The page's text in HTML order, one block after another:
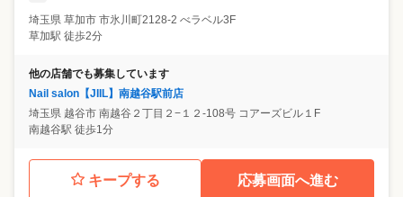
埼玉県 草加市 市氷川町2128-2 べラベル3F
草加駅 徒歩2分
他の店舗でも募集しています
Nail salon【JIIL】南越谷駅前店
埼玉県 越谷市 南越谷２丁目２−１２-108号 コアーズビル１F
南越谷駅 徒歩1分
キープする 応募画面へ進む